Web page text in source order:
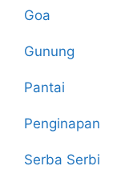
Goa
Gunung
Pantai
Penginapan
Serba Serbi